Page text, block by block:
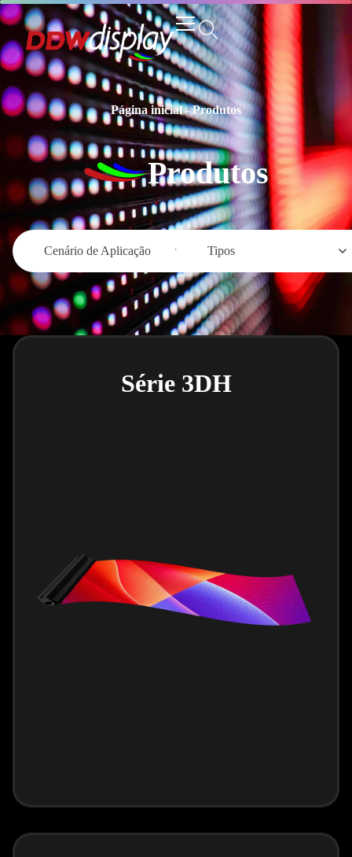
Página inicial-Produtos
Produtos
Cenário de Aplicação Tipos
Série 3DH